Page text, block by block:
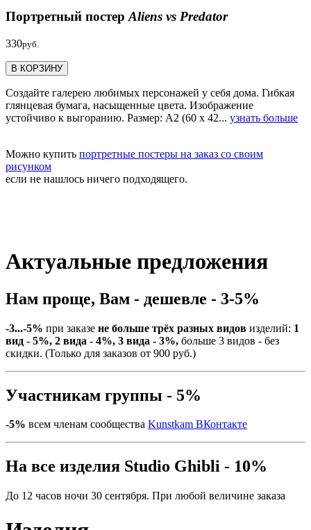
Портретный постер Aliens vs Predator
330руб.
В КОРЗИНУ
Создайте галерею любимых персонажей у себя дома. Гибкая
глянцевая бумага, насыщенные цвета. Изображение
устойчиво к выгоранию. Размер: А2 (60 х 42... узнать больше
Можно купить портретные постеры на заказ со своим
рисунком
если не нашлось ничего подходящего.
Актуальные предложения
Нам проще, Вам - дешевле - 3-5%
-3...-5% при заказе не больше трёх разных видов изделий: 1
вид - 5%, 2 вида - 4%, 3 вида - 3%, больше 3 видов - без
скидки. (Только для заказов от 900 руб.)
Участникам группы - 5%
-5% всем членам сообщества Kunstkam ВКонтакте
На все изделия Studio Ghibli - 10%
До 12 часов ночи 30 сентября. При любой величине заказа